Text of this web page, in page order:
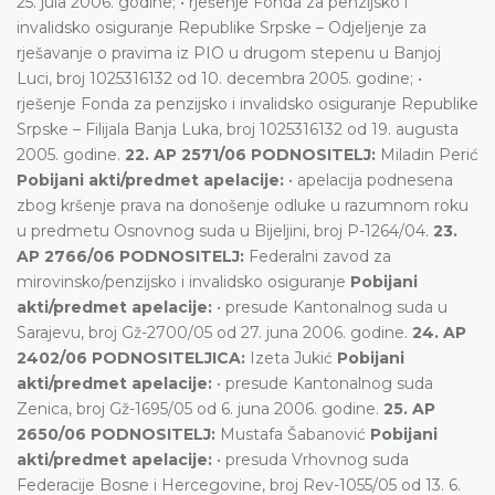
invalidsko osiguranje Republike Srpske – Odjeljenje za
rješavanje o pravima iz PIO u drugom stepenu u Banjoj
Luci, broj 1025316132 od 10. decembra 2005. godine; •
rješenje Fonda za penzijsko i invalidsko osiguranje Republike
Srpske – Filijala Banja Luka, broj 1025316132 od 19. augusta
2005. godine. 22. AP 2571/06 PODNOSITELJ: Miladin Perić
Pobijani akti/predmet apelacije: • apelacija podnesena
zbog kršenje prava na donošenje odluke u razumnom roku
u predmetu Osnovnog suda u Bijeljini, broj P-1264/04. 23.
AP 2766/06 PODNOSITELJ: Federalni zavod za
mirovinsko/penzijsko i invalidsko osiguranje Pobijani
akti/predmet apelacije: • presude Kantonalnog suda u
Sarajevu, broj Gž-2700/05 od 27. juna 2006. godine. 24. AP
2402/06 PODNOSITELJICA: Izeta Jukić Pobijani
akti/predmet apelacije: • presude Kantonalnog suda
Zenica, broj Gž-1695/05 od 6. juna 2006. godine. 25. AP
2650/06 PODNOSITELJ: Mustafa Šabanović Pobijani
akti/predmet apelacije: • presuda Vrhovnog suda
Federacije Bosne i Hercegovine, broj Rev-1055/05 od 13. 6.